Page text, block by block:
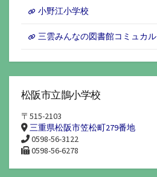
小野江小学校
三雲みんなの図書館コミュカル
松阪市立鵲小学校
〒515-2103
三重県松阪市笠松町279番地
0598-56-3122
0598-56-6278